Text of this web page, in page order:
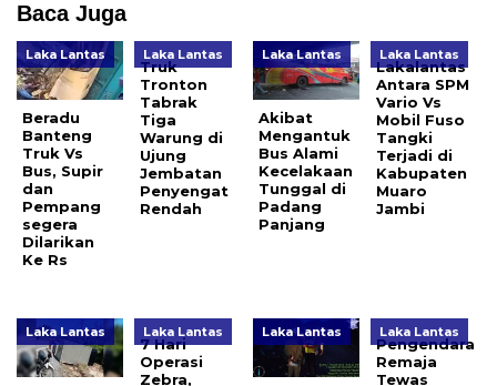
Baca Juga
Laka Lantas
Beradu
Banteng
Truk Vs
Bus, Supir
dan
Pempang
segera
Dilarikan
Ke Rs
Laka Lantas
Truk
Tronton
Tabrak
Tiga
Warung di
Ujung
Jembatan
Penyengat
Rendah
Laka Lantas
Akibat
Mengantuk
Bus Alami
Kecelakaan
Tunggal di
Padang
Panjang
Laka Lantas
Lakalantas
Antara SPM
Vario Vs
Mobil Fuso
Tangki
Terjadi di
Kabupaten
Muaro
Jambi
Laka Lantas Laka Lantas
7 Hari
Operasi
Zebra,
Laka Lantas Laka Lantas
Pengendara
Remaja
Tewas